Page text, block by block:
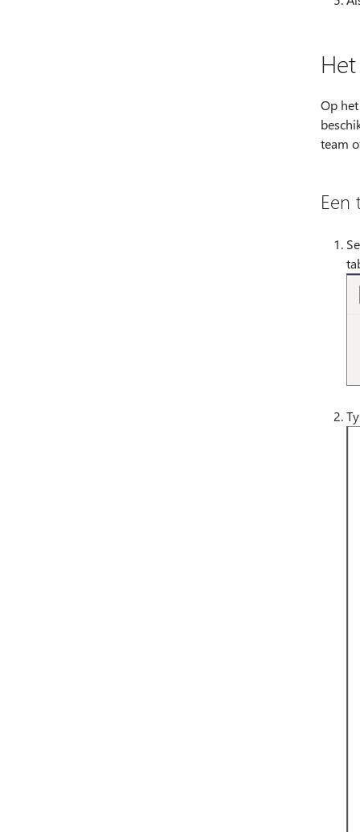
Op
team
Een